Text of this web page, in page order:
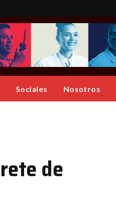
Sociales Nosotros
de